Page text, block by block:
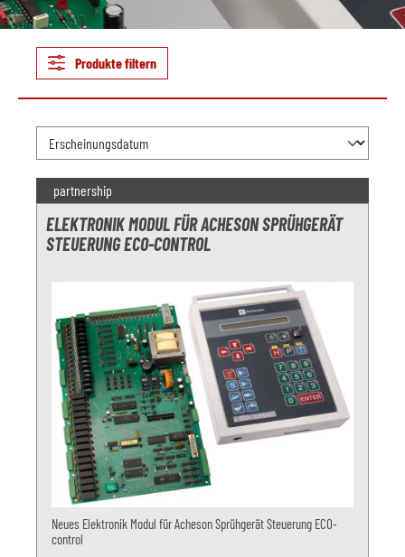
Produkte filtern
partnership
ELEKTRONIK MODUL FÜR ACHESON SPRÜHGERÄT
STEUERUNG ECO-CONTROL
Neues Elektronik Modul für Acheson Sprühgerät Steuerung ECO-
control